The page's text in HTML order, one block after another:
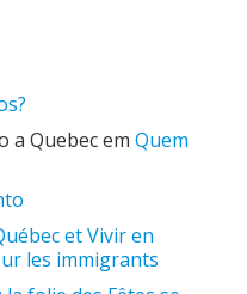
a Quebecem Quem
et Vivir en
les immigrants